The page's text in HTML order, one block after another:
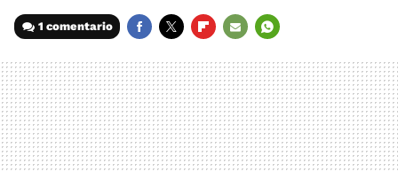
1 comentario
MAIL